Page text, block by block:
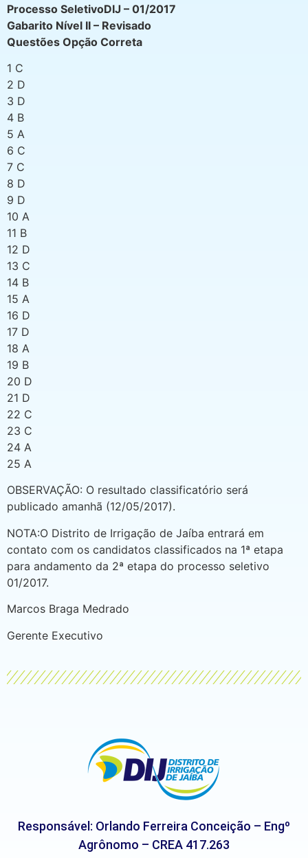
Processo SeletivoDIJ – 01/2017
Gabarito Nível II – Revisado
Questões Opção Correta
1 C
2 D
3 D
4 B
5 A
6 C
7 C
8 D
9 D
10 A
11 B
12 D
13 C
14 B
15 A
16 D
17 D
18 A
19 B
20 D
21 D
22 C
23 C
24 A
25 A
OBSERVAÇÃO: O resultado classificatório será
publicado amanhã (12/05/2017).
NOTA:O Distrito de Irrigação de Jaíba entrará em
contato com os candidatos classificados na 1ª etapa
para andamento da 2ª etapa do processo seletivo
01/2017.
Marcos Braga Medrado
Gerente Executivo
Responsável: Orlando Ferreira Conceição – Engº
Agrônomo – CREA 417.263